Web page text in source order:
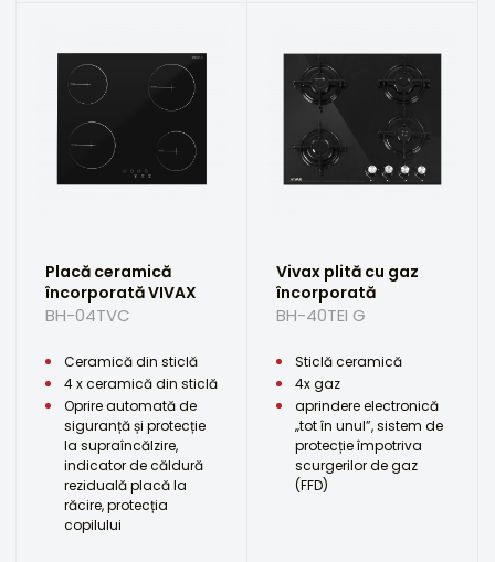
Placă ceramică
încorporată VIVAX
BH-04TVC
Ceramică din sticlă
4 x ceramică din sticlă
Oprire automată de
siguranță și protecție
la supraîncălzire,
indicator de căldură
reziduală placă la
răcire, protecția
copilului
Vivax plită cu gaz
încorporată
BH-40TEI G
Sticlă ceramică
4x gaz
aprindere electronică
„tot în unul”, sistem de
protecție împotriva
scurgerilor de gaz
(FFD)